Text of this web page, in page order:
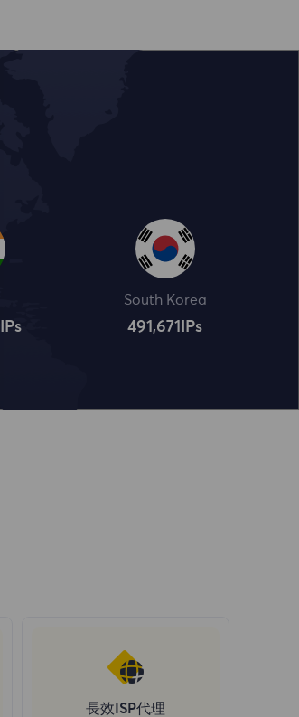
IPs
South Korea
491,672 IPs
長效ISP代理